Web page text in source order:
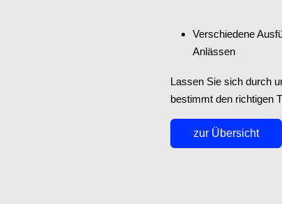
Verschiedene
Anlässen
Lassen Sie sich durch
bestimmt den richtigen
zur Übersicht